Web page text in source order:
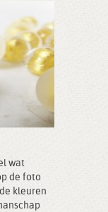
wat
de foto
kleuren